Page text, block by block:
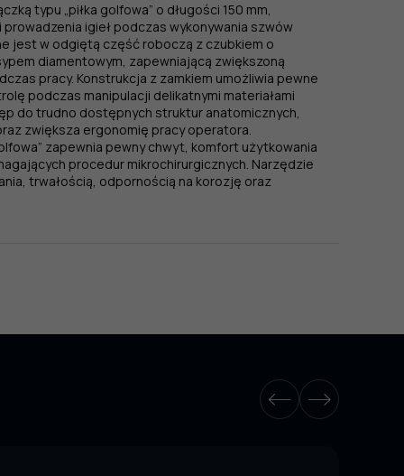
typu „piłka golfowa” o długości 150 mm,
igieł podczas wykonywania szwów
jest w odgiętą część roboczą z czubkiem o
diamentowym, zapewniającą zwiększoną
pracy. Konstrukcja z zamkiem umożliwia pewne
podczas manipulacji delikatnymi materiałami
do trudno dostępnych struktur anatomicznych,
zwiększa ergonomię pracy operatora.
zapewnia pewny chwyt, komfort użytkowania
procedur mikrochirurgicznych. Narzędzie
trwałością, odpornością na korozję oraz